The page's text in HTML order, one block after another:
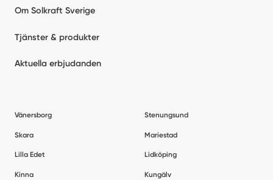
Om Solkraft Sverige
Tjänster & produkter
Aktuella erbjudanden
Vänersborg Stenungsund
Skara Mariestad
Lilla Edet Lidköping
Kinna Kungälv